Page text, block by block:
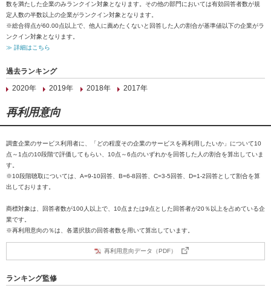
数を満たした企業のみランクイン対象となります。その他の部門においては有効回答者数が規
定人数の半数以上の企業がランクイン対象となります。
※総合得点が60.00点以上で、他人に薦めたくないと回答した人の割合が基準値以下の企業がラ
ンクイン対象となります。
≫ 詳細はこちら
過去ランキング
2020年
2019年 2018年 2017年
再利用意向
調査企業のサービス利用者に、「どの程度その企業のサービスを再利用したいか」について10
点～1点の10段階で評価してもらい、10点～6点のいずれかを回答した人の割合を算出していま
す。
※10段階聴取については、A=9-10回答、B=6-8回答、C=3-5回答、D=1-2回答として割合を算
出しております。
商標対象は、回答者数が100人以上で、10点または9点とした回答者が20％以上を占めている企
業です。
※再利用意向の％は、各選択肢の回答者数を用いて算出しています。
再利用意向データ（PDF）
ランキング監修